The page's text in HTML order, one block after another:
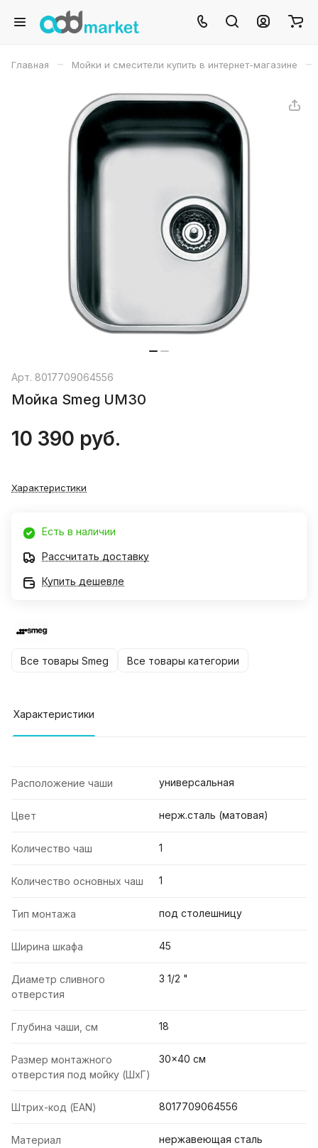
Главная – Мойки и смесители купить в интернет-магазине –
Арт. 8017709064556
Мойка Smeg UM30
10 390 руб.
Характеристики
Есть в наличии
Рассчитать доставку
Купить дешевле
Все товары Smeg Все товары категории
Характеристики
Расположение чаши универсальная
Цвет нерж.сталь (матовая)
Количество чаш 1
Количество основных чаш 1
Тип монтажа под столешницу
Ширина шкафа 45
Диаметр сливного
отверстия
3 1/2 "
Глубина чаши, см 18
Размер монтажного
отверстия под мойку (ШхГ)
30x40 см
Штрих-код (EAN) 8017709064556
Материал нержавеющая сталь